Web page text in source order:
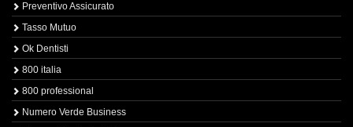
Preventivo Assicurato
Tasso Mutuo
Ok Dentisti
800 italia
800 professional
Numero Verde Business